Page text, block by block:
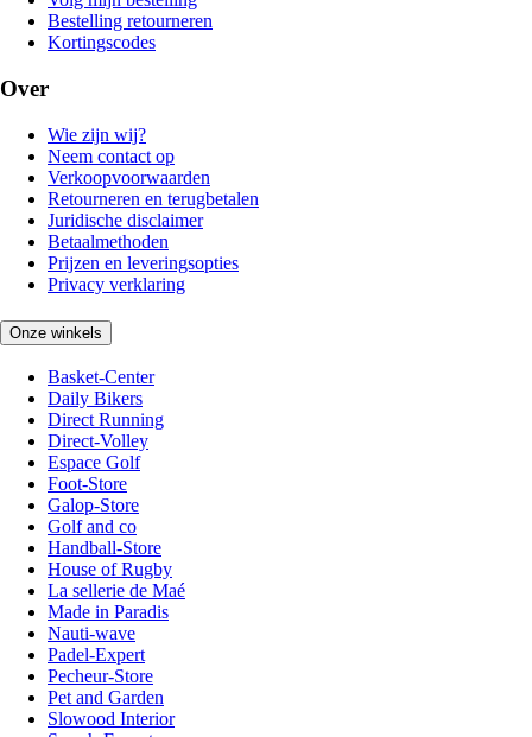
Bestelling retourneren
Kortingscodes
Over
Wie zijn wij?
Neem contact op
Verkoopvoorwaarden
Retourneren en terugbetalen
Juridische disclaimer
Betaalmethoden
Prijzen en leveringsopties
Privacy verklaring
Onze winkels
Basket-Center
Daily Bikers
Direct Running
Direct-Volley
Espace Golf
Foot-Store
Galop-Store
Golf and co
Handball-Store
House of Rugby
La sellerie de Maé
Made in Paradis
Nauti-wave
Padel-Expert
Pecheur-Store
Pet and Garden
Slowood Interior